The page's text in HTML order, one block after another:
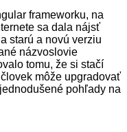
frameworku, na
sa dala nájsť
starú a novú verziu
názvoslovie
tomu, že si stačí
môže upgradovať
pohľady na